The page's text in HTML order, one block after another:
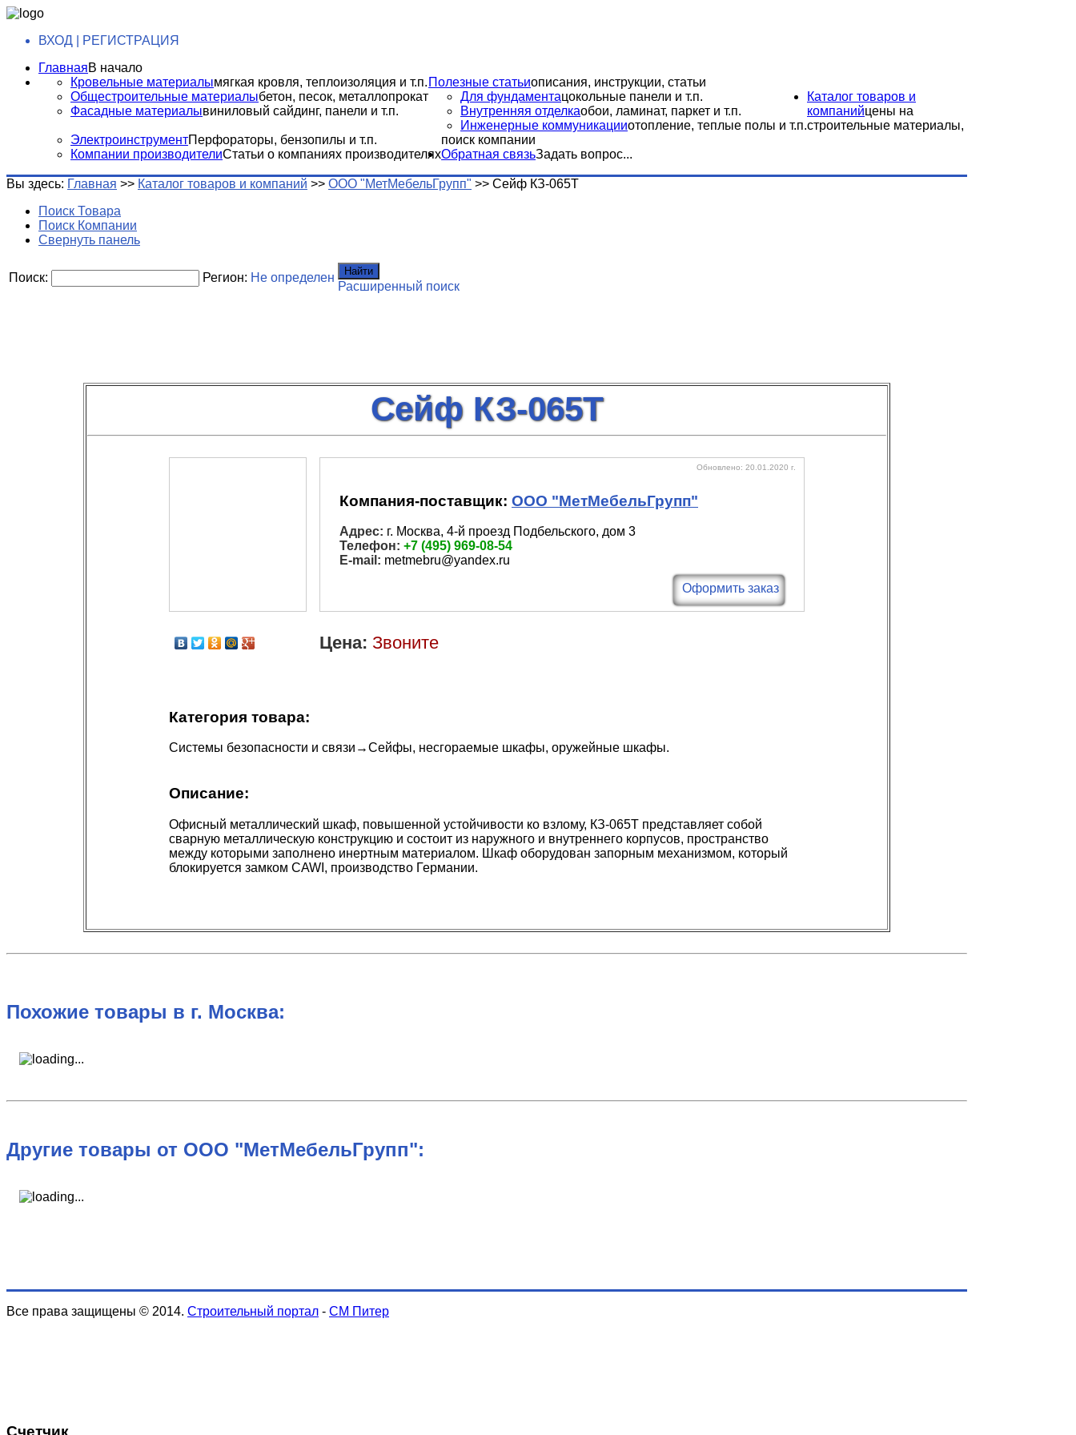
ВХОД | РЕГИСТРАЦИЯ
ГлавнаяВ начало
Полезные статьиописания, инструкции, статьи
Кровельные материалымягкая кровля, теплоизоляция и т.п.
Общестроительные материалыбетон, песок, металлопрокат
Фасадные материалывиниловый сайдинг, панели и т.п.
Для фундаментацокольные панели и т.п.
Внутренняя отделкаобои, ламинат, паркет и т.п.
Инженерные коммуникацииотопление, теплые полы и т.п.
ЭлектроинструментПерфораторы, бензопилы и т.п.
Компании производителиСтатьи о компаниях производителях
Каталог товаров и
компанийцены на
строительные материалы,
поиск компании
Обратная связьЗадать вопрос...
Вы здесь: Главная >> Каталог товаров и компаний >> ООО "МетМебельГрупп" >> Сейф КЗ-065Т
Поиск Товара
Поиск Компании
Свернуть панель
Поиск: Регион: Не определен Найти
Расширенный поиск
Сейф КЗ-065Т
Обновлено: 20.01.2020 г.
Компания-поставщик: ООО "МетМебельГрупп"
Адрес: г. Москва, 4-й проезд Подбельского, дом 3
Телефон: +7 (495) 969-08-54
E-mail: metmebru@yandex.ru
Оформить заказ
Цена: Звоните
Категория товара:
Системы безопасности и связи →Сейфы, несгораемые шкафы, оружейные шкафы.
Описание:
Офисный металлический шкаф, повышенной устойчивости ко взлому, КЗ-065Т представляет собой
сварную металлическую конструкцию и состоит из наружного и внутреннего корпусов, пространство
между которыми заполнено инертным материалом. Шкаф оборудован запорным механизмом, который
блокируется замком CAWI, производство Германии.
Похожие товары в г. Москва:
Другие товары от ООО "МетМебельГрупп":
Все права защищены © 2014. Строительный портал - СМ Питер